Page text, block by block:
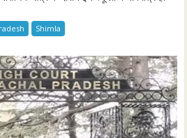
Shimla